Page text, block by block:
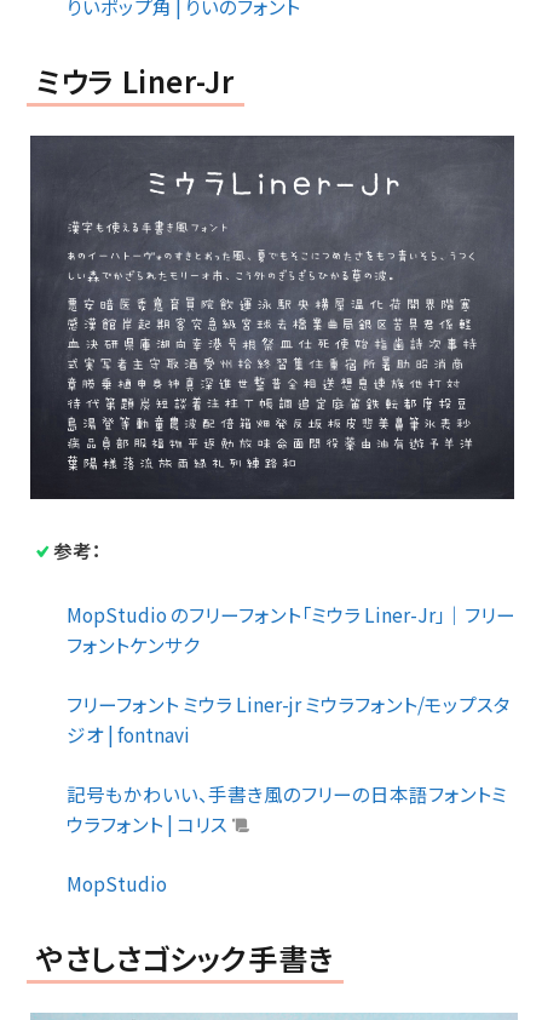
りいポップ角 | りいのフォント
ミウラ Liner-Jr
参考：
MopStudio のフリーフォント「ミウラ Liner-Jr」｜フリー
フォントケンサク
フリーフォント ミウラ Liner-jr ミウラフォント/モップスタ
ジオ | fontnavi
記号もかわいい、手書き風のフリーの日本語フォントミ
ウラフォント | コリス
MopStudio
やさしさゴシック手書き